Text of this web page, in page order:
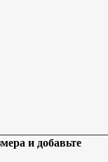
и добавьте